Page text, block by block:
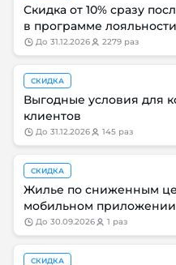
Скидка от 10% сразу
в программе лояльности
до 31.12.2026 2279 раз
СКИДКА
Выгодные условия для
клиентов
до 31.12.2026 145 раз
СКИДКА
Жилье по сниженным
мобильном приложении
до 30.09.2026 1 раз
СКИДКА